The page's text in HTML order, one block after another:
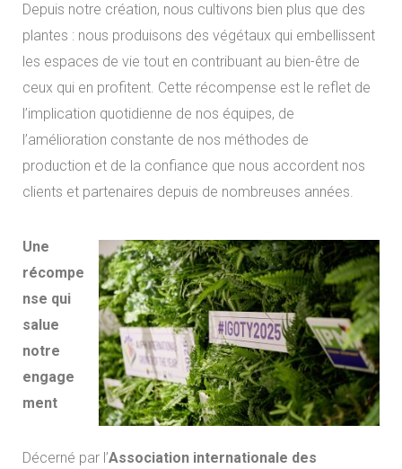
Depuis notre création, nous cultivons bien plus que des
plantes : nous produisons des végétaux qui embellissent
les espaces de vie tout en contribuant au bien-être de
ceux qui en profitent. Cette récompense est le reflet de
l’implication quotidienne de nos équipes, de
l’amélioration constante de nos méthodes de
production et de la confiance que nous accordent nos
clients et partenaires depuis de nombreuses années.
Une
récompe
nse qui
salue
notre
engage
ment
Décerné par l’Association internationale des